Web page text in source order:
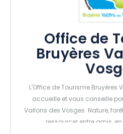
Office de
Bruyères
L'Office de Tourisme Bruyères
accueille et vous conseille
Vallons des Vosges. Nature,
ressourcer entre amis,